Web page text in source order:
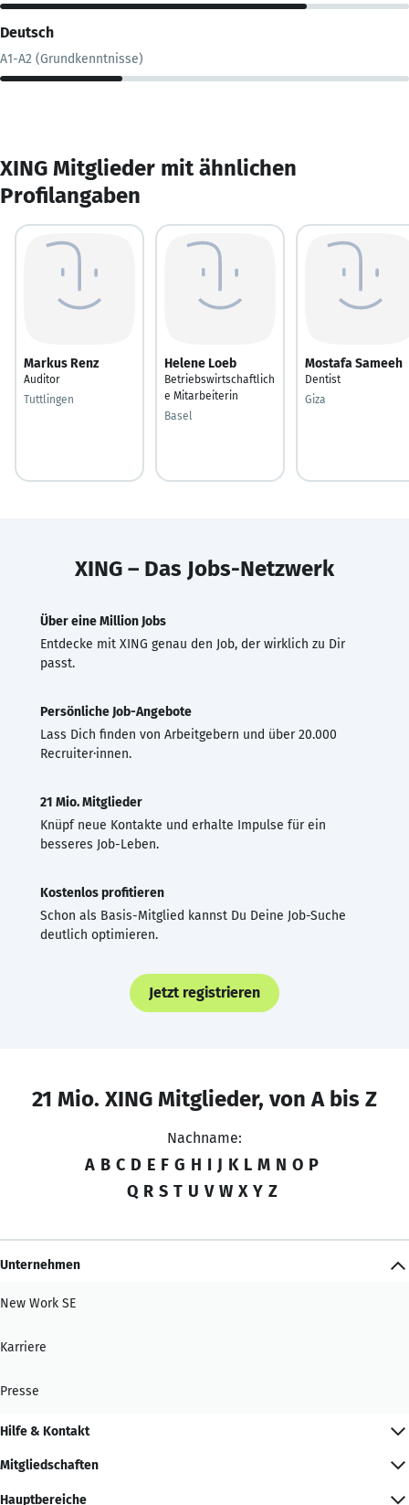
Deutsch
A1-A2 (Grundkenntnisse)
XING Mitglieder mit ähnlichen
Profilangaben
Markus Renz
Auditor
Tuttlingen
Helene Loeb
Betriebswirtschaftlich
e Mitarbeiterin
Basel
Mostafa Sameeh
Dentist
Giza
XING – Das Jobs-Netzwerk
Über eine Million Jobs
Entdecke mit XING genau den Job, der wirklich zu Dir
passt.
Persönliche Job-Angebote
Lass Dich finden von Arbeitgebern und über 20.000
Recruiter·innen.
21 Mio. Mitglieder
Knüpf neue Kontakte und erhalte Impulse für ein
besseres Job-Leben.
Kostenlos profitieren
Schon als Basis-Mitglied kannst Du Deine Job-Suche
deutlich optimieren.
Jetzt registrieren
21 Mio. XING Mitglieder, von A bis Z
Nachname:
A B C D E F G H I J K L M N O P
Q R S T U V W X Y Z
Unternehmen
New Work SE
Karriere
Presse
Hilfe & Kontakt
Mitgliedschaften
Hauptbereiche